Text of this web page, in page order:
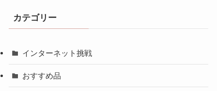
カテゴリー
インターネット挑戦
おすすめ品